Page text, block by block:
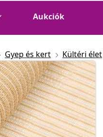
Aukciók
Gyep és kert Kültéri élet